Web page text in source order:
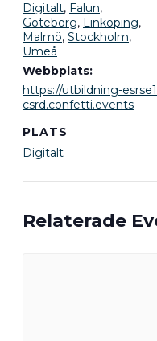
Digitalt, Falun,
Göteborg, Linköping,
Malmö, Stockholm,
Umeå
Webbplats:
https://utbildning-
csrd.confetti.events
PLATS
Digitalt
Relaterade